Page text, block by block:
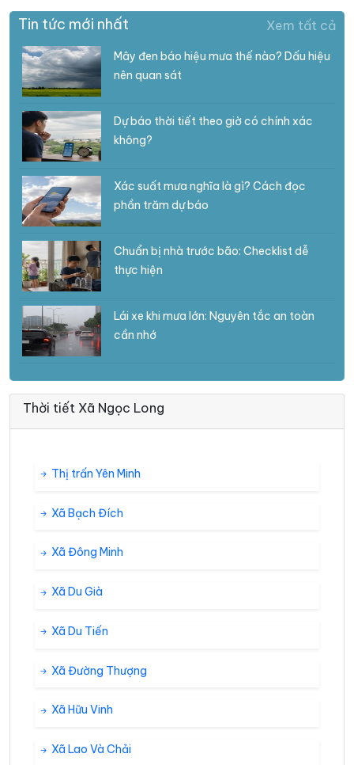
Tin tức mới nhất Xem tất cả
Mây đen báo hiệu mưa thế nào? Dấu hiệu
nên quan sát
Dự báo thời tiết theo giờ có chính xác
không?
Xác suất mưa nghĩa là gì? Cách đọc
phần trăm dự báo
Chuẩn bị nhà trước bão: Checklist dễ
thực hiện
Lái xe khi mưa lớn: Nguyên tắc an toàn
cần nhớ
Thời tiết Xã Ngọc Long
Thị trấn Yên Minh
Xã Bạch Đích
Xã Đông Minh
Xã Du Già
Xã Du Tiến
Xã Đường Thượng
Xã Hữu Vinh
Xã Lao Và Chải